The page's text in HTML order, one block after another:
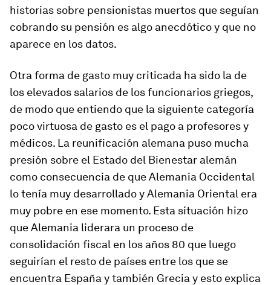
historias sobre pensionistas muertos que seguían
cobrando su pensión es algo anecdótico y que no
aparece en los datos.
Otra forma de gasto muy criticada ha sido la de
los elevados salarios de los funcionarios griegos,
de modo que entiendo que la siguiente categoría
poco virtuosa de gasto es el pago a profesores y
médicos. La reunificación alemana puso mucha
presión sobre el Estado del Bienestar alemán
como consecuencia de que Alemania Occidental
lo tenía muy desarrollado y Alemania Oriental era
muy pobre en ese momento. Esta situación hizo
que Alemania liderara un proceso de
consolidación fiscal en los años 80 que luego
seguirían el resto de países entre los que se
encuentra España y también Grecia y esto explica